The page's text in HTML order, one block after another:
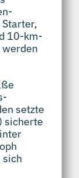
10-km-
setzte
sicherte
sich